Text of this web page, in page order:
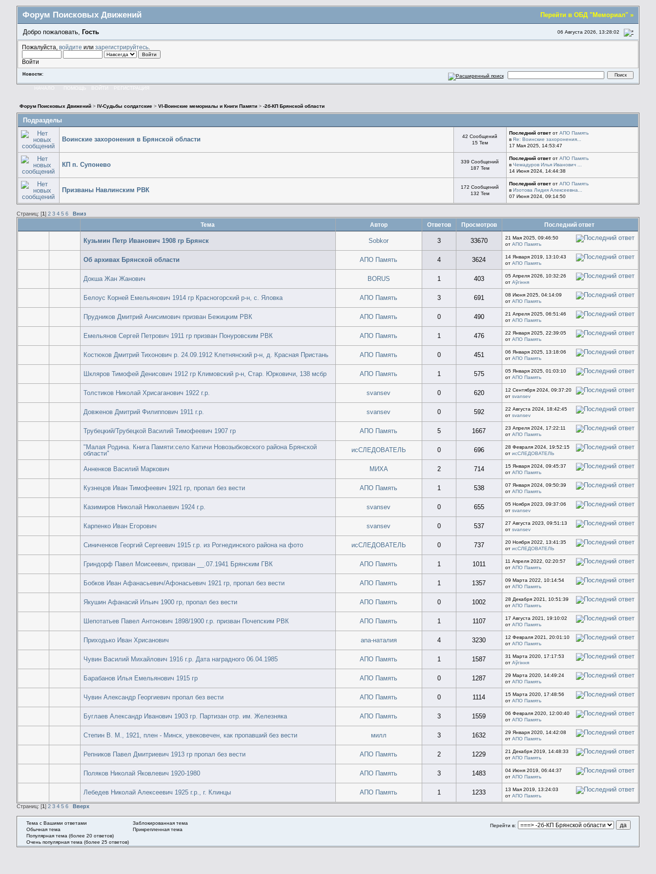
Перейти в ОБД "Мемориал" »
Форум Поисковых Движений
06 Августа 2026, 13:28:02
Добро пожаловать, Гость
Пожалуйста, войдите или зарегистрируйтесь.
Войти
Новости:
НАЧАЛО ПОМОЩЬ ВОЙТИ РЕГИСТРАЦИЯ
Форум Поисковых Движений > IV-Судьбы солдатские >VI-Воинские мемориалы и Книги Памяти >-2б-КП Брянской области
Подразделы
Воинские захоронения в Брянской области
42 Сообщений
15 Тем
Последний ответот АПО Память
в Re: Воинские захоронения...
17 Мая 2025, 14:53:47
КП п. Супонево
339 Сообщений
187 Тем
Последний ответот АПО Память
в Чемадуров Илья Иванович ...
14 Июня 2024, 14:44:38
Призваны Навлинским РВК
172 Сообщений
132 Тем
Последний ответот АПО Память
в Изотова Лидия Алексеевна...
07 Июня 2024, 09:14:50
Страниц: [1] 2 3 4 5 6 Вниз
Тема Автор Ответов Просмотров Последний ответ
Кузьмин Петр Иванович 1908 гр Брянск Sobkor 3 33670
21 Мая 2025, 09:46:50
отАПО Память
Об архивах Брянской области АПО Память 4 3624
14 Января 2019, 13:10:43
отАПО Память
Докша Жан Жанович BORUS 1 403
05 Апреля 2026, 10:32:26
отAўгiння
Белоус Корней Емельянович 1914 гр Красногорский р-н, с. Яловка АПО Память 3 691
08 Июня 2025, 04:14:09
отАПО Память
Прудников Дмитрий Анисимович призван Бежицким РВК АПО Память 0 490
21 Апреля 2025, 06:51:46
отАПО Память
Емельянов Сергей Петрович 1911 гр призван Понуровским РВК АПО Память 1 476
22 Января 2025, 22:39:05
отАПО Память
Костюков Дмитрий Тихонович р. 24.09.1912 Клетнянский р-н, д. Красная Пристань АПО Память 0 451
06 Января 2025, 13:18:06
отАПО Память
Шкляров Тимофей Денисович 1912 гр Климовский р-н, Стар. Юрковичи, 138 мсбр АПО Память 1 575
05 Января 2025, 01:03:10
отАПО Память
Толстиков Николай Хрисаганович 1922 г.р. svansev 0 620
12 Сентября 2024, 09:37:20
отsvansev
Довженов Дмитрий Филиппович 1911 г.р. svansev 0 592
22 Августа 2024, 18:42:45
отsvansev
Трубецкий/Трубецкой Василий Тимофеевич 1907 гр АПО Память 5 1667
23 Апреля 2024, 17:22:11
отАПО Память
"Малая Родина. Книга Памяти:село Катичи Новозыбковского района Брянской
области"
исСЛЕДОВАТЕЛЬ 0 696
28 Февраля 2024, 19:52:15
отисСЛЕДОВАТЕЛЬ
Анненков Василий Маркович МИХА 2 714
15 Января 2024, 09:45:37
отАПО Память
Кузнецов Иван Тимофеевич 1921 гр, пропал без вести АПО Память 1 538
07 Января 2024, 09:50:39
отАПО Память
Казимиров Николай Николаевич 1924 г.р. svansev 0 655
05 Ноября 2023, 09:37:06
отsvansev
Карпенко Иван Егорович svansev 0 537
27 Августа 2023, 09:51:13
отsvansev
Синиченков Георгий Сергеевич 1915 г.р. из Рогнединского района на фото исСЛЕДОВАТЕЛЬ 0 737
20 Ноября 2022, 13:41:35
отисСЛЕДОВАТЕЛЬ
Гриндорф Павел Моисеевич, призван __.07.1941 Брянским ГВК АПО Память 1 1011
11 Апреля 2022, 02:20:57
отАПО Память
Бобков Иван Афанасьевич/Афонасьевич 1921 гр, пропал без вести АПО Память 1 1357
09 Марта 2022, 10:14:54
отАПО Память
Якушин Афанасий Ильич 1900 гр, пропал без вести АПО Память 0 1002
28 Декабря 2021, 10:51:39
отАПО Память
Шепотатьев Павел Антонович 1898/1900 г.р. призван Почепским РВК АПО Память 1 1107
17 Августа 2021, 19:10:02
отАПО Память
Приходько Иван Хрисанович ana-наталия 4 3230
12 Февраля 2021, 20:01:10
отАПО Память
Чувин Василий Михайлович 1916 г.р. Дата наградного 06.04.1985 АПО Память 1 1587
31 Марта 2020, 17:17:53
отAўгiння
Барабанов Илья Емельянович 1915 гр АПО Память 0 1287
29 Марта 2020, 14:49:24
отАПО Память
Чувин Александр Георгиевич пропал без вести АПО Память 0 1114
15 Марта 2020, 17:48:56
отАПО Память
Буглаев Александр Иванович 1903 гр. Партизан отр. им. Железняка АПО Память 3 1559
06 Февраля 2020, 12:00:40
отАПО Память
Степин В. М., 1921, плен - Минск, увековечен, как пропавший без вести милл 3 1632
29 Января 2020, 14:42:08
отАПО Память
Репников Павел Дмитриевич 1913 гр пропал без вести АПО Память 2 1229
21 Декабря 2019, 14:48:33
отАПО Память
Поляков Николай Яковлевич 1920-1980 АПО Память 3 1483
04 Июня 2019, 06:44:37
отАПО Память
Лебедев Николай Алексеевич 1925 г.р., г. Клинцы АПО Память 1 1233
13 Мая 2019, 13:24:03
отАПО Память
Страниц: [1] 2 3 4 5 6 Вверх
Перейти в:
Тема с Вашими ответами
Обычная тема
Популярная тема (более 20 ответов)
Очень популярная тема (более 25 ответов)
Заблокированная тема
Прикрепленная тема